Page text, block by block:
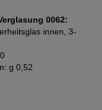
0062:
innen, 3-
g 0,52